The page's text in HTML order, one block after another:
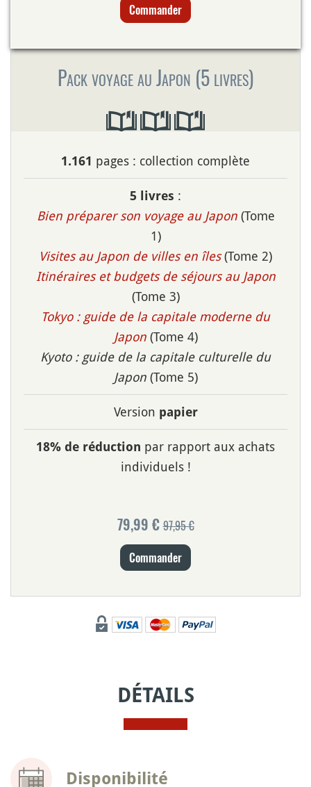
Commander
Pack voyage au Japon (5 livres)
1.161 pages : collection complète
5 livres :
Bien préparer son voyage au Japon(Tome
1)
Visites au Japon de villes en îles(Tome 2)
Itinéraires et budgets de séjours au Japon
(Tome 3)
Tokyo : guide de la capitale moderne du
Japon(Tome 4)
Kyoto : guide de la capitale culturelle du
Japon(Tome 5)
Version papier
18% de réduction par rapport aux achats
individuels !
79,99 €97,95 €
Commander
DÉTAILS
Disponibilité